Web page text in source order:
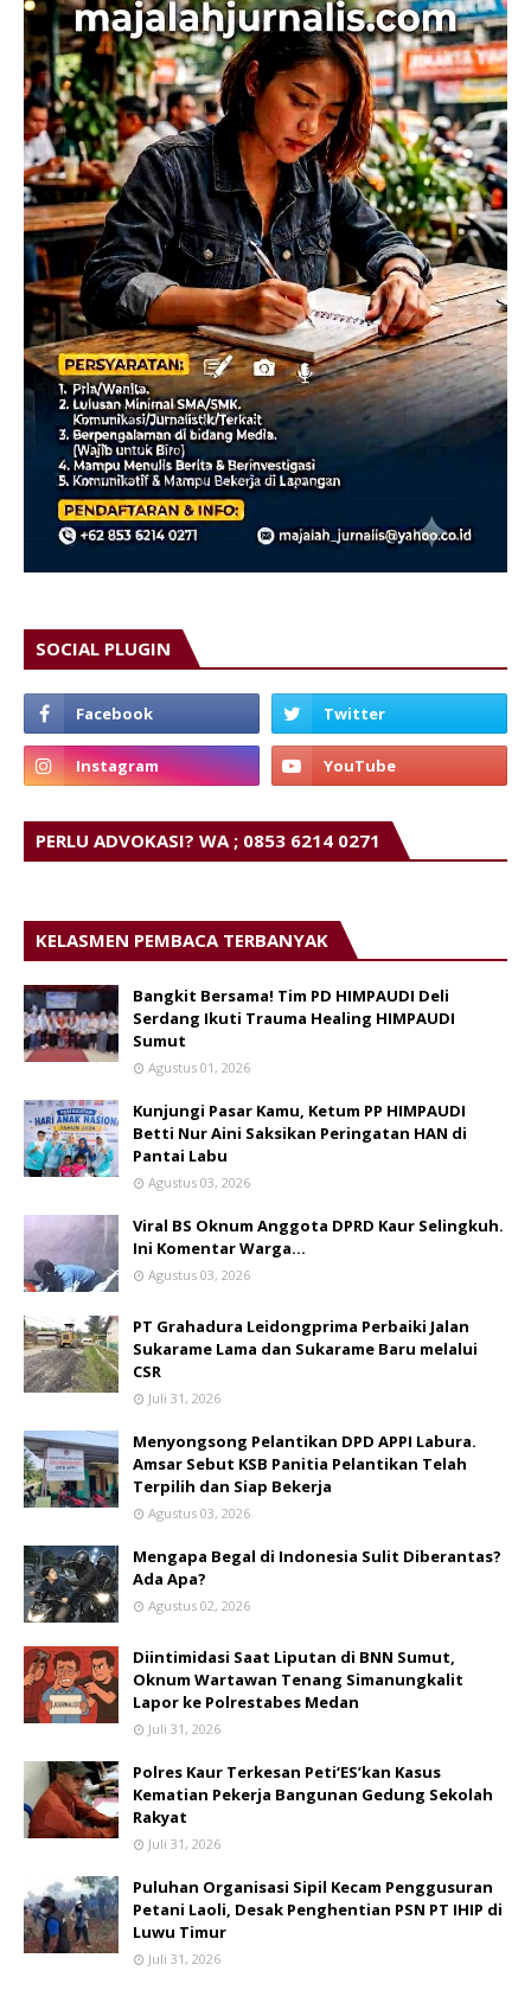
SOCIAL PLUGIN
PERLU ADVOKASI? WA ; 0853 6214 0271
KELASMEN PEMBACA TERBANYAK
Bangkit Bersama! Tim PD HIMPAUDI Deli
Serdang Ikuti Trauma Healing HIMPAUDI
Sumut
Agustus 01, 2026
Kunjungi Pasar Kamu, Ketum PP HIMPAUDI
Betti Nur Aini Saksikan Peringatan HAN di
Pantai Labu
Agustus 03, 2026
Viral BS Oknum Anggota DPRD Kaur Selingkuh.
Ini Komentar Warga…
Agustus 03, 2026
PT Grahadura Leidongprima Perbaiki Jalan
Sukarame Lama dan Sukarame Baru melalui
CSR
Juli 31, 2026
Menyongsong Pelantikan DPD APPI Labura.
Amsar Sebut KSB Panitia Pelantikan Telah
Terpilih dan Siap Bekerja
Agustus 03, 2026
Mengapa Begal di Indonesia Sulit Diberantas?
Ada Apa?
Agustus 02, 2026
Diintimidasi Saat Liputan di BNN Sumut,
Oknum Wartawan Tenang Simanungkalit
Lapor ke Polrestabes Medan
Juli 31, 2026
Polres Kaur Terkesan Peti‘ES’kan Kasus
Kematian Pekerja Bangunan Gedung Sekolah
Rakyat
Juli 31, 2026
Puluhan Organisasi Sipil Kecam Penggusuran
Petani Laoli, Desak Penghentian PSN PT IHIP di
Luwu Timur
Juli 31, 2026